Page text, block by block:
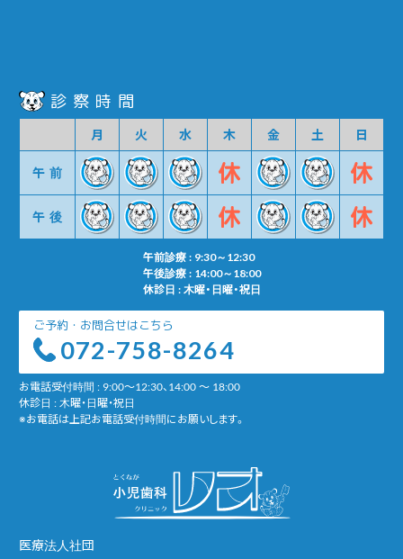
診察時間
月 火 水 木 金 土 日
午前
午後
午前診療 : 9:30～12:30
午後診療 : 14:00～18:00
休診日 : 木曜・日曜・祝日
ご予約・お問合せはこちら
072-758-8264
お電話受付時間 : 9:00～12:30、14:00 ～ 18:00
休診日 : 木曜・日曜・祝日
※お電話は上記お電話受付時間にお願いします。
医療法人社団